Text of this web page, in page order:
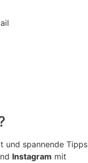
und spannende Tipps
Instagram mit